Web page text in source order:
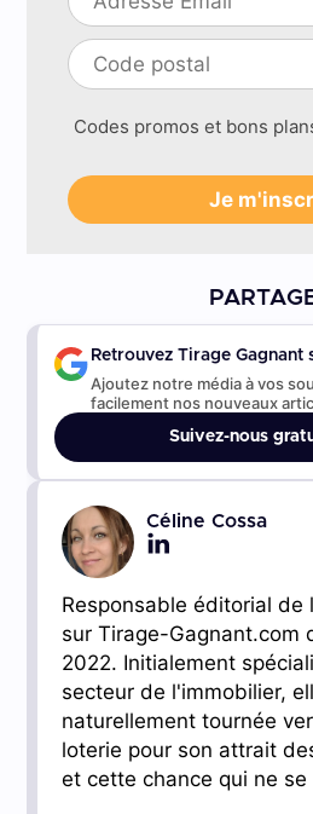
Codes promos et bons
Retrouvez Tirage Gagnant
Ajoutez notre média à vos
facilement nos nouveaux
Suivez-nous
Céline Cossa
Responsable éditorial de
sur Tirage-Gagnant.com
2022. Initialement
secteur de l'immobilier,
naturellement tournée
loterie pour son attrait
et cette chance qui ne se